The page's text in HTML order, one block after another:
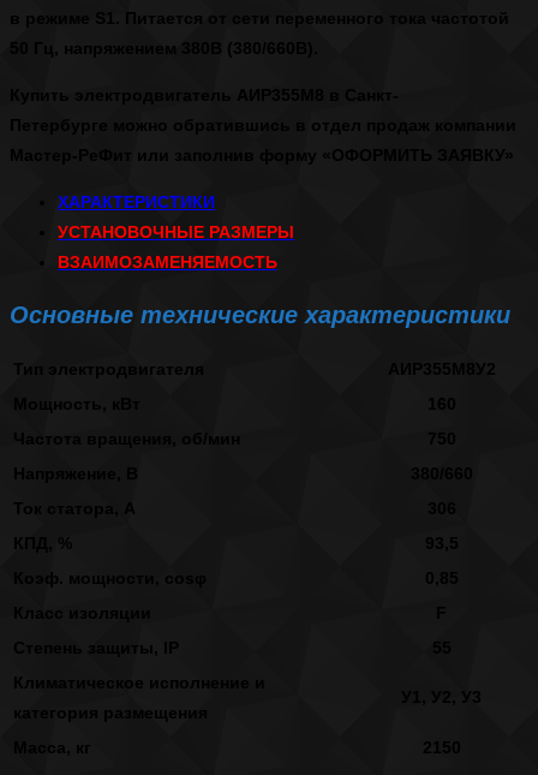
в режиме S1. Питается от сети переменного тока частотой
50 Гц, напряжением 380В (380/660В).
Купить электродвигатель АИР355М8 в Санкт-
можно обратившись в отдел продаж компании
Мастер-РеФит или заполнив форму «ОФОРМИТЬ ЗАЯВКУ»
ХАРАКТЕРИСТИКИ
УСТАНОВОЧНЫЕ РАЗМЕРЫ
ВЗАИМОЗАМЕНЯЕМОСТЬ
Основные технические характеристики
Тип электродвигателя
АИР355М8У2
Мощность, кВт
160
Частота вращения, об/мин
Ток статора, А
КПД, %
Коэф. мощности, cosφ
0,85
Класс изоляции
Степень защиты, IP
Климатическое исполнение и
категория размещения
У1, У2, У3
Масса, кг 2150